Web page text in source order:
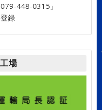
448-0315」
録
場